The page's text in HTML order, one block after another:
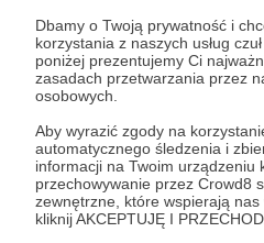
Dbamy o Twoją prywatność i
korzystania z naszych usług
poniżej prezentujemy Ci
zasadach przetwarzania przez
osobowych.
Aby wyrazić zgody na
automatycznego śledzenia i
informacji na Twoim urządzeniu
przechowywanie przez Crowd8
zewnętrzne, które wspierają nas
kliknij AKCEPTUJĘ I
28.07.2025 ● Brak komentarzy
Służba